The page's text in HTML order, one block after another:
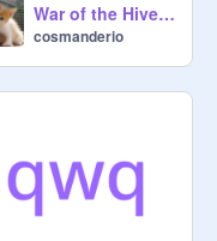
War of the Hives 1.0
cosmanderio